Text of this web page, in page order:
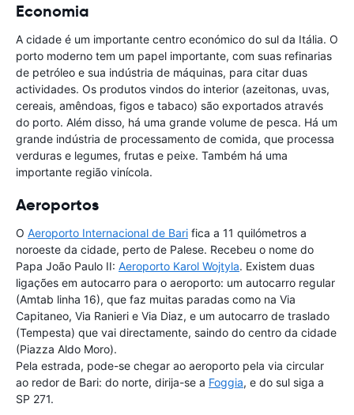
Economia
A cidade é um importante centro económico do sul da Itália. O
porto moderno tem um papel importante, com suas refinarias
de petróleo e sua indústria de máquinas, para citar duas
actividades. Os produtos vindos do interior (azeitonas, uvas,
cereais, amêndoas, figos e tabaco) são exportados através
do porto. Além disso, há uma grande volume de pesca. Há um
grande indústria de processamento de comida, que processa
verduras e legumes, frutas e peixe. Também há uma
importante região vinícola.
Aeroportos
O Aeroporto Internacional de Bari fica a 11 quilómetros a
noroeste da cidade, perto de Palese. Recebeu o nome do
Papa João Paulo II: Aeroporto Karol Wojtyla. Existem duas
ligações em autocarro para o aeroporto: um autocarro regular
(Amtab linha 16), que faz muitas paradas como na Via
Capitaneo, Via Ranieri e Via Diaz, e um autocarro de traslado
(Tempesta) que vai directamente, saindo do centro da cidade
(Piazza Aldo Moro).
Pela estrada, pode-se chegar ao aeroporto pela via circular
ao redor de Bari: do norte, dirija-se a Foggia, e do sul siga a
SP 271.